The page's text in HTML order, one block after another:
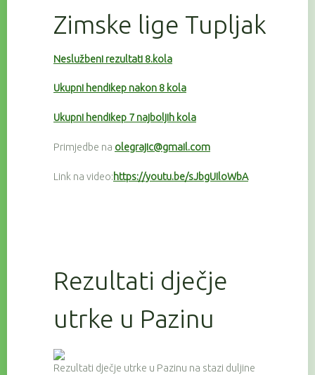
Zimske lige Tupljak
Neslužbeni rezultati 8.kola
Ukupni hendikep nakon 8 kola
Ukupni hendikep 7 najboljih kola
Primjedbe na olegrajic@gmail.com
Link na video:https://youtu.be/sJbgUIloWbA
Rezultati dječje
utrke u Pazinu
Rezultati dječje utrke u Pazinu na stazi duljine